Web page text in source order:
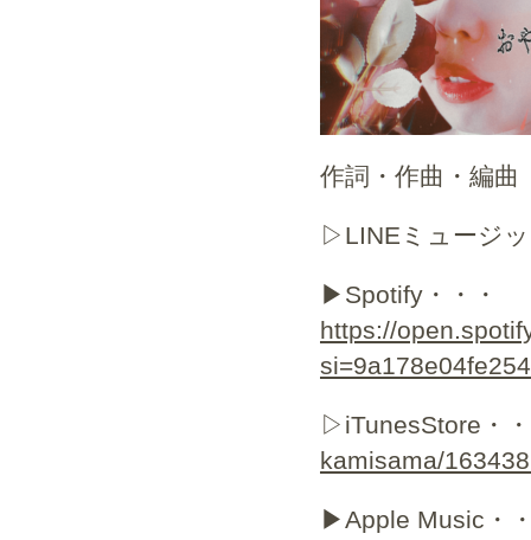
作詞・作曲・編
▷LINEミュージ
▶︎Spotify・・・
https://
▷iTunesStore・
kamisama/
▶︎Apple Music・